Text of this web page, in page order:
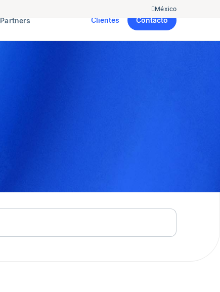
México
Partners Clientes Contacto